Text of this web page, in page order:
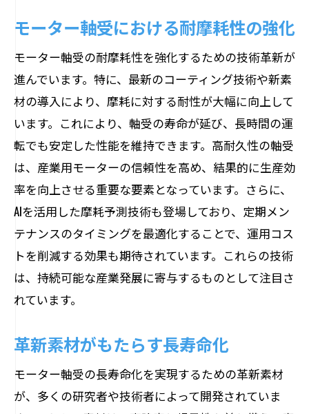
モーター軸受における耐摩耗性の強化
モーター軸受の耐摩耗性を強化するための技術革新が
進んでいます。特に、最新のコーティング技術や新素
材の導入により、摩耗に対する耐性が大幅に向上して
います。これにより、軸受の寿命が延び、長時間の運
転でも安定した性能を維持できます。高耐久性の軸受
は、産業用モーターの信頼性を高め、結果的に生産効
率を向上させる重要な要素となっています。さらに、
AIを活用した摩耗予測技術も登場しており、定期メン
テナンスのタイミングを最適化することで、運用コス
トを削減する効果も期待されています。これらの技術
は、持続可能な産業発展に寄与するものとして注目さ
れています。
革新素材がもたらす長寿命化
モーター軸受の長寿命化を実現するための革新素材
が、多くの研究者や技術者によって開発されていま